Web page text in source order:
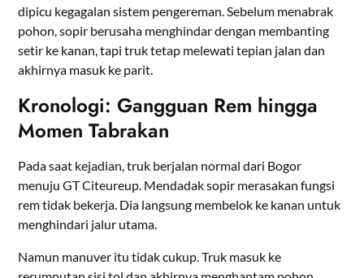
dipicu kegagalan sistem pengereman. Sebelum menabrak
pohon, sopir berusaha menghindar dengan membanting
setir ke kanan, tapi truk tetap melewati tepian jalan dan
akhirnya masuk ke parit.
Kronologi: Gangguan Rem hingga
Momen Tabrakan
Pada saat kejadian, truk berjalan normal dari Bogor
menuju GT Citeureup. Mendadak sopir merasakan fungsi
rem tidak bekerja. Dia langsung membelok ke kanan untuk
menghindari jalur utama.
Namun manuver itu tidak cukup. Truk masuk ke